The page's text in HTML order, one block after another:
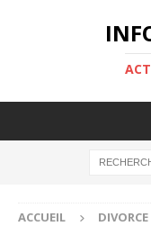
ACCUEIL DIVORCE